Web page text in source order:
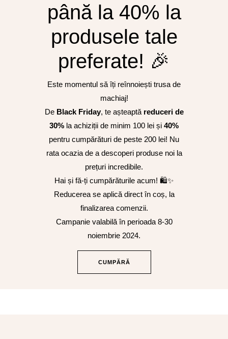
până la 40% la
produsele tale
preferate! 🎉
Este momentul să îți reînnoiești trusa de
machiaj!
De Black Friday, te așteaptă reduceri de
30% la achiziții de minim 100 lei și 40%
pentru cumpărături de peste 200 lei! Nu
rata ocazia de a descoperi produse noi la
prețuri incredibile.
Hai și fă-ți cumpărăturile acum! 🛍✨
Reducerea se aplică direct în coș, la
finalizarea comenzii.
Campanie valabilă în perioada 8-30
noiembrie 2024.
CUMPĂRĂ